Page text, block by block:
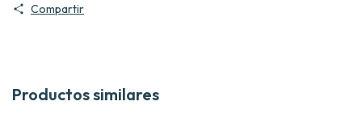
Compartir
Productos similares